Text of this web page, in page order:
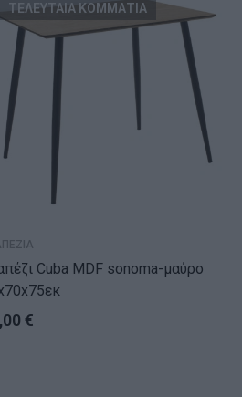
ΤΕΛΕΥΤΑΙΑ ΚΟΜΜΑΤΙΑ
Cuba MDF sonoma-μαύρο
€